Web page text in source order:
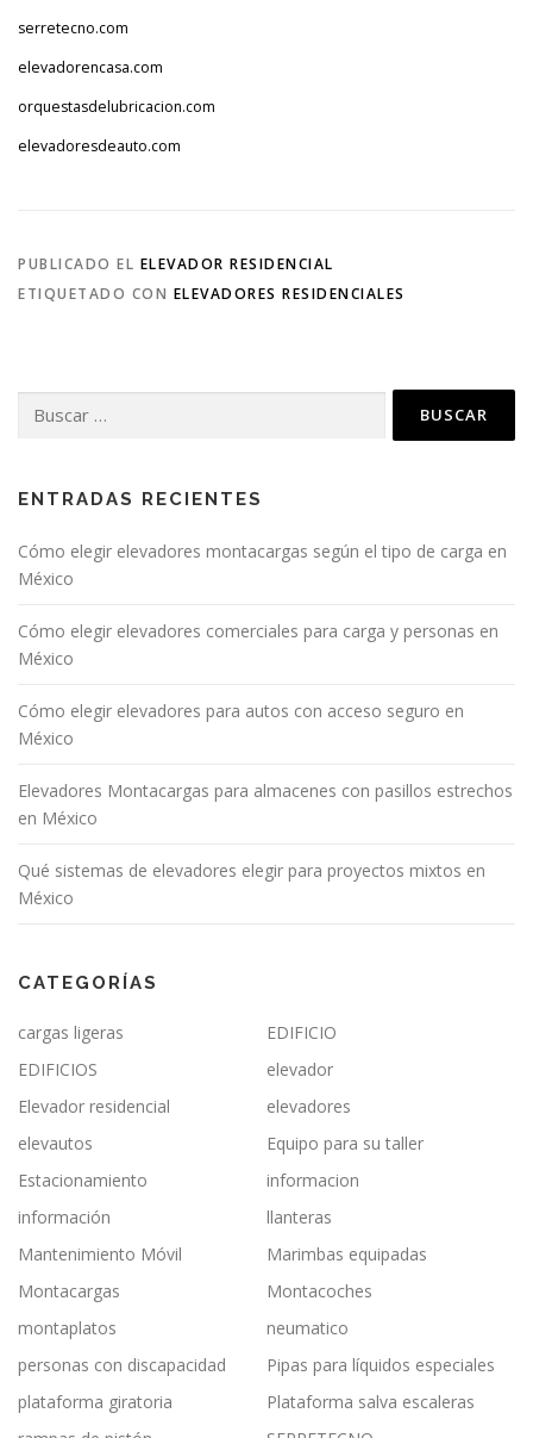
serretecno.com
elevadorencasa.com
orquestasdelubricacion.com
elevadoresdeauto.com
PUBLICADO EL ELEVADOR RESIDENCIAL
ETIQUETADO CON ELEVADORES RESIDENCIALES
ENTRADAS RECIENTES
Cómo elegir elevadores montacargas según el tipo de carga en
México
Cómo elegir elevadores comerciales para carga y personas en
México
Cómo elegir elevadores para autos con acceso seguro en
México
Elevadores Montacargas para almacenes con pasillos estrechos
en México
Qué sistemas de elevadores elegir para proyectos mixtos en
México
CATEGORÍAS
cargas ligeras
EDIFICIO
EDIFICIOS
elevador
Elevador residencial
elevadores
elevautos
Equipo para su taller
Estacionamiento
informacion
información
llanteras
Mantenimiento Móvil
Marimbas equipadas
Montacargas
Montacoches
montaplatos
neumatico
personas con discapacidad
Pipas para líquidos especiales
plataforma giratoria
Plataforma salva escaleras